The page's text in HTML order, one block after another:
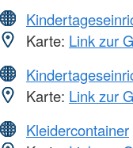
Karte: Link zur
Karte: Link zur
Kleidercontainer